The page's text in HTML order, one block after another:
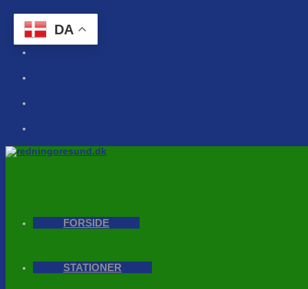
Skip
content
FORSIDE
STATIONER
DA